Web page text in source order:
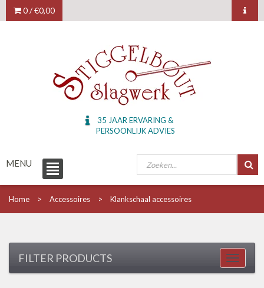
0 /€0,00
35 JAAR ERVARING &
PERSOONLIJK ADVIES
MENU
Home Accessoires Klankschaal accessoires
FILTER PRODUCTS